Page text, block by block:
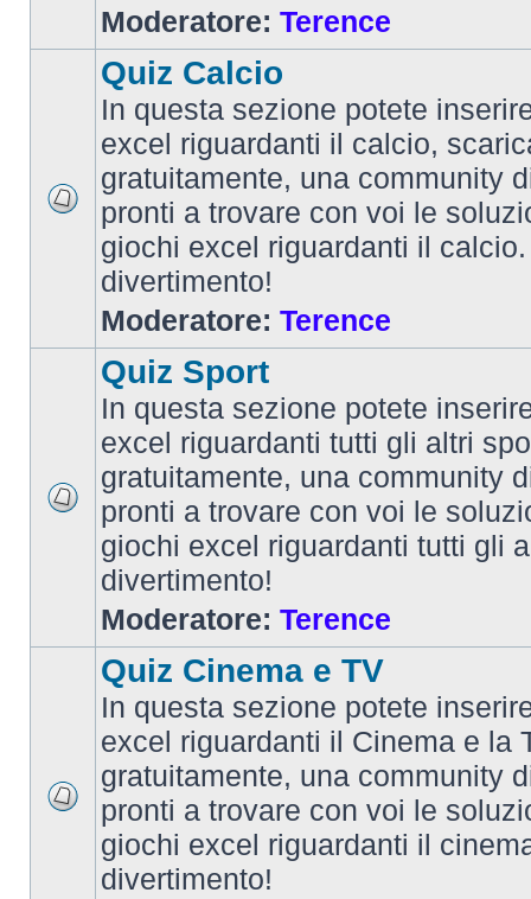
Moderatore: Terence
Quiz Calcio
In questa sezione potete
excel riguardanti il calcio,
gratuitamente, una community
pronti a trovare con voi le
giochi excel riguardanti il
divertimento!
Moderatore: Terence
Quiz Sport
In questa sezione potete
excel riguardanti tutti gli altri
gratuitamente, una community
pronti a trovare con voi le
giochi excel riguardanti tutti gli
divertimento!
Moderatore: Terence
Quiz Cinema e TV
In questa sezione potete
excel riguardanti il Cinema e la
gratuitamente, una community
pronti a trovare con voi le
giochi excel riguardanti il
divertimento!